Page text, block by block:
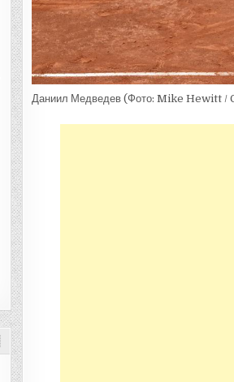
Даниил Медведев (Фото: Mike Hewitt /